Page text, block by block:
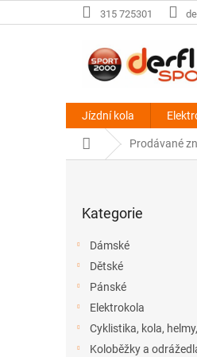
na
315 725301
Jízdní kola
Domů Prodávané
kategorie
Kategorie
Dámské
Dětské
Pánské
Elektrokola
Cyklistika, kola,
Koloběžky a